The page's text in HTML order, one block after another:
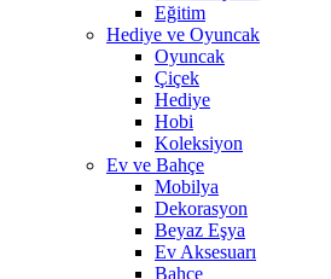
Eğitim
Hediye ve Oyuncak
Oyuncak
Çiçek
Hediye
Hobi
Koleksiyon
Ev ve Bahçe
Mobilya
Dekorasyon
Beyaz Eşya
Ev Aksesuarı
Bahçe